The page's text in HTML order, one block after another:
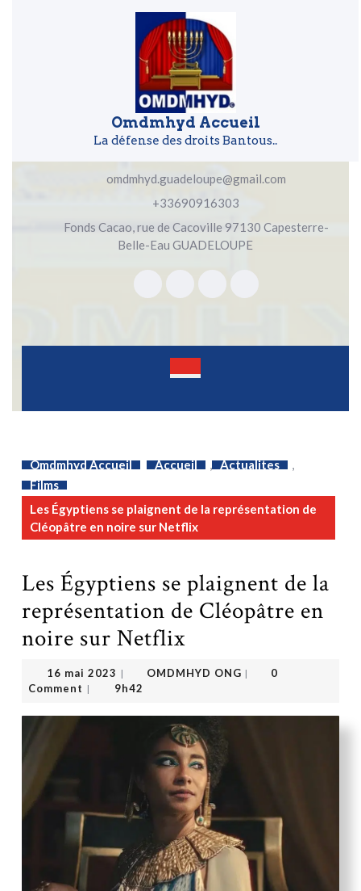
Omdmhyd Accueil
La défense des droits Bantous..
omdmhyd.guadeloupe@gmail.com
+33690916303
Fonds Cacao, rue de Cacoville 97130 Capesterre-
Belle-Eau GUADELOUPE
Omdmhyd Accueil Accueil , Actualites
,
Films
Les Égyptiens se plaignent de la représentation de
Cléopâtre en noire sur Netflix
Les Égyptiens se plaignent de la
représentation de Cléopâtre en
noire sur Netflix
16 mai 2023 | OMDMHYD ONG |
0
Comment | 9h42